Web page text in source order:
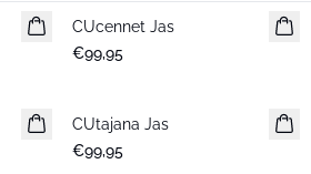
Nieuws
CUcennet Jas
€99,95
Nieuws
CUtajana Jas
€99,95